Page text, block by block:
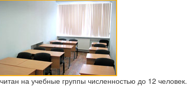
на учебные группы численностью до 12 человек.